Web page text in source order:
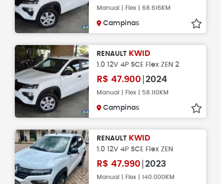
Manual | Flex | 68.616KM
Campinas
RENAULT KWID
1.0 12V 4P SCE Flex ZEN 2
R$ 47.900 2024
Manual | Flex | 58.110KM
Campinas
RENAULT KWID
1.0 12V 4P SCE Flex ZEN
R$ 47.990 2023
Manual | Flex | 140.000KM